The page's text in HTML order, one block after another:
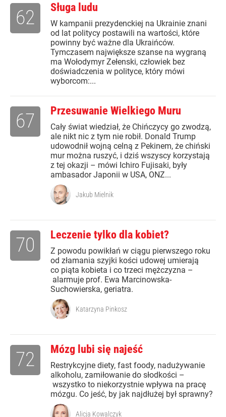
Sługa ludu
W kampanii prezydenckiej na Ukrainie znani
od lat politycy postawili na wartości, które
powinny być ważne dla Ukraińców.
Tymczasem największe szanse na wygraną
ma Wołodymyr Zełenski, człowiek bez
doświadczenia w polityce, który mówi
wyborcom:...
62
Przesuwanie Wielkiego Muru
Cały świat wiedział, że Chińczycy go zwodzą,
ale nikt nic z tym nie robił. Donald Trump
udowodnił wojną celną z Pekinem, że chiński
mur można ruszyć, i dziś wszyscy korzystają
z tej okazji – mówi Ichiro Fujisaki, były
ambasador Japonii w USA, ONZ...
67
Jakub Mielnik
Leczenie tylko dla kobiet?
Z powodu powikłań w ciągu pierwszego roku
od złamania szyjki kości udowej umierają
co piąta kobieta i co trzeci mężczyzna –
alarmuje prof. Ewa Marcinowska-
Suchowierska, geriatra.
70
Katarzyna Pinkosz
Mózg lubi się najeść
Restrykcyjne diety, fast foody, nadużywanie
alkoholu, zamiłowanie do słodkości –
wszystko to niekorzystnie wpływa na pracę
mózgu. Co jeść, by jak najdłużej był sprawny?
72
Alicja Kowalczyk